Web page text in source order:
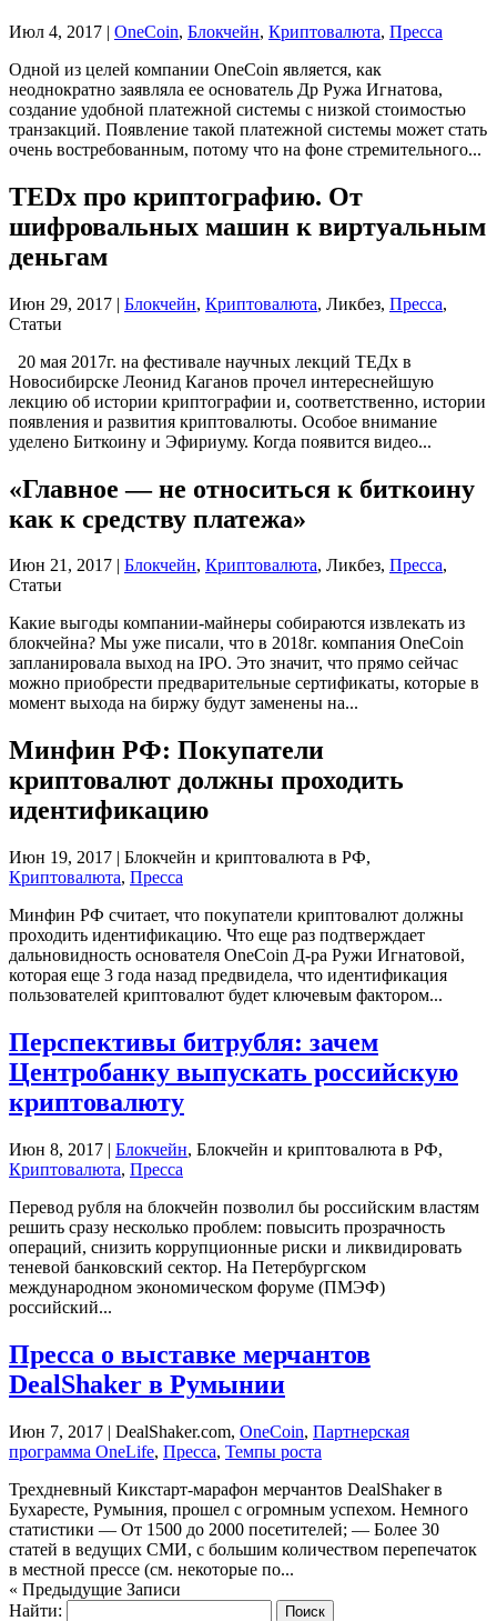
Июл 4, 2017 | OneCoin, Блокчейн, Криптовалюта, Пресса
Одной из целей компании OneCoin является, как
неоднократно заявляла ее основатель Др Ружа Игнатова,
создание удобной платежной системы с низкой стоимостью
транзакций. Появление такой платежной системы может стать
очень востребованным, потому что на фоне стремительного...
TEDx про криптографию. От
шифровальных машин к виртуальным
деньгам
Июн 29, 2017 | Блокчейн, Криптовалюта, Ликбез, Пресса,
Статьи
20 мая 2017г. на фестивале научных лекций ТЕДх в
Новосибирске Леонид Каганов прочел интереснейшую
лекцию об истории криптографии и, соответственно, истории
появления и развития криптовалюты. Особое внимание
уделено Биткоину и Эфириуму. Когда появится видео...
«Главное — не относиться к биткоину
как к средству платежа»
Июн 21, 2017 | Блокчейн, Криптовалюта, Ликбез, Пресса,
Статьи
Какие выгоды компании-майнеры собираются извлекать из
блокчейна? Мы уже писали, что в 2018г. компания OneCoin
запланировала выход на IPO. Это значит, что прямо сейчас
можно приобрести предварительные сертификаты, которые в
момент выхода на биржу будут заменены на...
Минфин РФ: Покупатели
криптовалют должны проходить
идентификацию
Июн 19, 2017 | Блокчейн и криптовалюта в РФ,
Криптовалюта, Пресса
Минфин РФ считает, что покупатели криптовалют должны
проходить идентификацию. Что еще раз подтверждает
дальновидность основателя OneCoin Д-ра Ружи Игнатовой,
которая еще 3 года назад предвидела, что идентификация
пользователей криптовалют будет ключевым фактором...
Перспективы битрубля: зачем
Центробанку выпускать российскую
криптовалюту
Июн 8, 2017 | Блокчейн, Блокчейн и криптовалюта в РФ,
Криптовалюта, Пресса
Перевод рубля на блокчейн позволил бы российским властям
решить сразу несколько проблем: повысить прозрачность
операций, снизить коррупционные риски и ликвидировать
теневой банковский сектор. На Петербургском
международном экономическом форуме (ПМЭФ)
российский...
Пресса о выставке мерчантов
DealShaker в Румынии
Июн 7, 2017 | DealShaker.com, OneCoin, Партнерская
программа OneLife, Пресса, Темпы роста
Трехдневный Кикстарт-марафон мерчантов DealShaker в
Бухаресте, Румыния, прошел с огромным успехом. Немного
статистики — От 1500 до 2000 посетителей; — Более 30
статей в ведущих СМИ, с большим количеством перепечаток
в местной прессе (см. некоторые по...
« Предыдущие Записи
Найти: